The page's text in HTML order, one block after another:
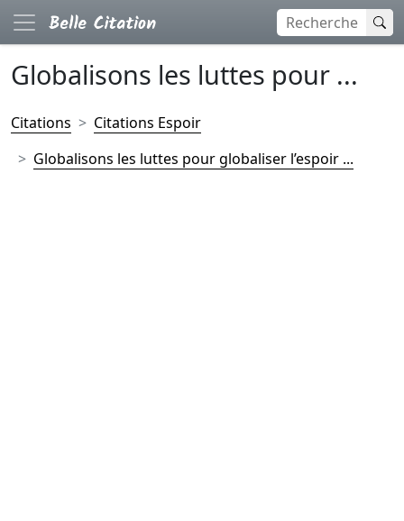
Globalisons les luttes pour ...
Citations
Citations Espoir
Globalisons les luttes pour globaliser l’espoir ...